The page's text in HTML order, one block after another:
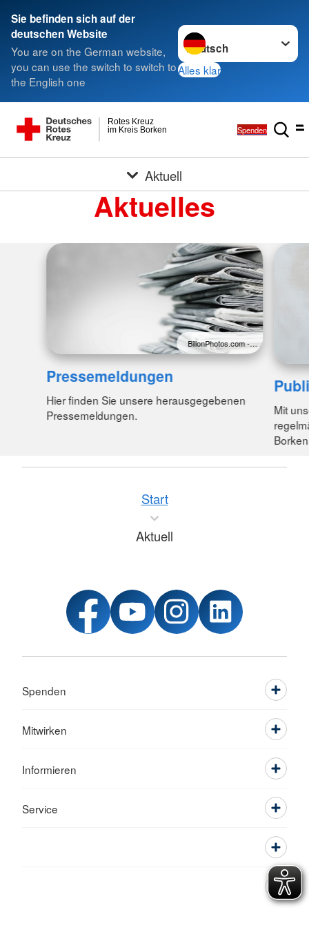
Sie befinden sich auf der
deutschen Website
You are on the German website,
you can use the switch to switch to
the English one
Sprache wechseln zu
Alles klar
im Kreis Borken
Rotes Kreuz
Spenden
Aktuell
Aktuelles
BillonPhotos.com -…
Pressemeldungen
Hier finden Sie unsere herausgegebenen
Pressemeldungen.
Mit
Start
Aktuell
Spenden
Mitwirken
Informieren
Service